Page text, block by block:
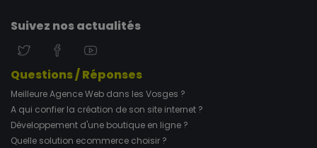
Suivez nos actualités
Questions / Réponses
Meilleure Agence Web dans les Vosges ?
A qui confier la création de son site internet ?
Développement d'une boutique en ligne ?
Quelle solution ecommerce choisir ?